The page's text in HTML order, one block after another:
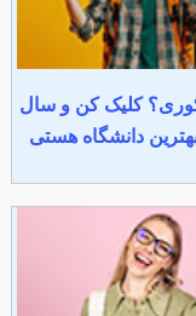
کلیک کن و سال
دانشگاه هستی